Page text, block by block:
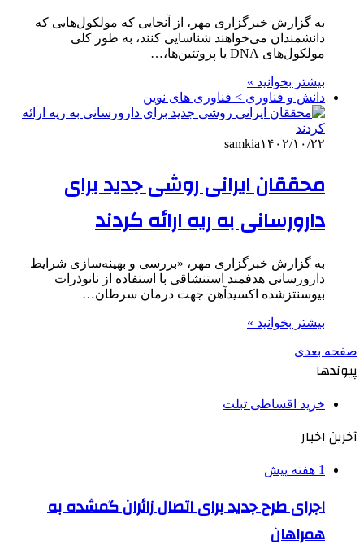
به گزارش خبرگزاری مهر، از آنجایی که مولکول‌هایی که
دانشمندان می‌خواهند شناسایی کنند، به طور کلی
مولکول‌های DNA یا پروتئین‌ها،…
بیشتر بخوانید »
دانش و فناوری > فناوری های نوین
samkia۱۴۰۲/۱۰/۲۲
محققان ایرانی روشی جدید برای
دارورسانی به ریه ارائه کردند
به گزارش خبرگزاری مهر، «بررسی و بهینه‌سازی شرایط
دارورسانی هدفمند استنشاقی با استفاده از نانوذرات
بیوسنتزشده اکسیدآهن جهت درمان سرطان…
بیشتر بخوانید »
صفحه بعدی
پیوندها
خرید اقساطی تبلت
آخرین اخبار
1 هفته پیش
اجرای طرح جدید برای اتصال زائران گمشده به
همراهان